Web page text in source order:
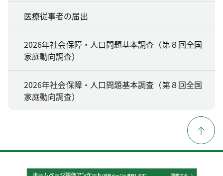
医療従事者の届出
2026年社会保障・人口問題基本調査（第８回全国
家庭動向調査）
2026年社会保障・人口問題基本調査（第８回全国
家庭動向調査）